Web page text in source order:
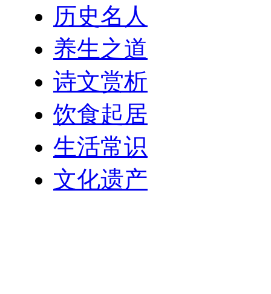
历史名人
养生之道
诗文赏析
饮食起居
生活常识
文化遗产